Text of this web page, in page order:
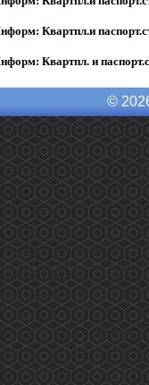
Квартпл.и
Квартпл. и
©